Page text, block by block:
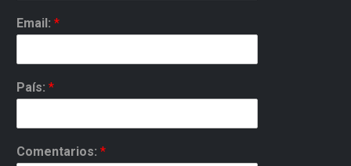
Email: *
País: *
Comentarios: *